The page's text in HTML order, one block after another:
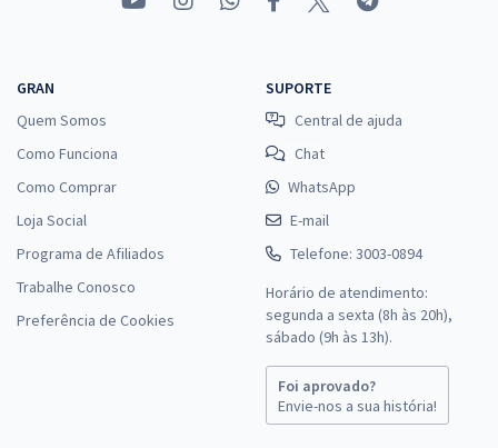
GRAN
Quem Somos
Como Funciona
Como Comprar
Loja Social
Programa de Afiliados
Trabalhe Conosco
Preferência de Cookies
SUPORTE
Central de ajuda
Chat
WhatsApp
E-mail
Telefone: 3003-0894
Horário de atendimento:
segunda a sexta (8h às 20h),
sábado (9h às 13h).
Foi aprovado?
Envie-nos a sua história!